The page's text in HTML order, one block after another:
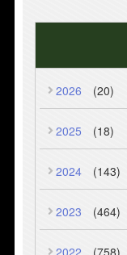
2026 (20)
2025 (18)
2024 (143)
2023 (464)
2022 (758)